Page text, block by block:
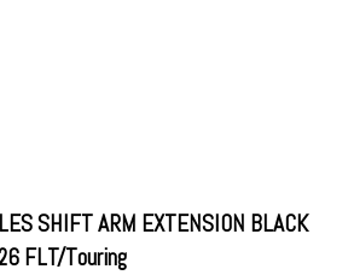
SHIFT ARM EXTENSION BLACK
FLT/Touring